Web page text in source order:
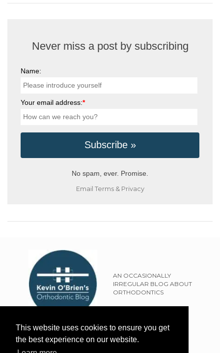
This website uses cookies to ensure you get
the best experience on our website.
Never miss a post by subscribing
Name:
Your email address:*
No spam, ever. Promise.
Email Terms& Privacy
AN OCCASIONALLY
IRREGULAR BLOG ABOUT
ORTHODONTICS
SITEMAP
TERMS OF USE